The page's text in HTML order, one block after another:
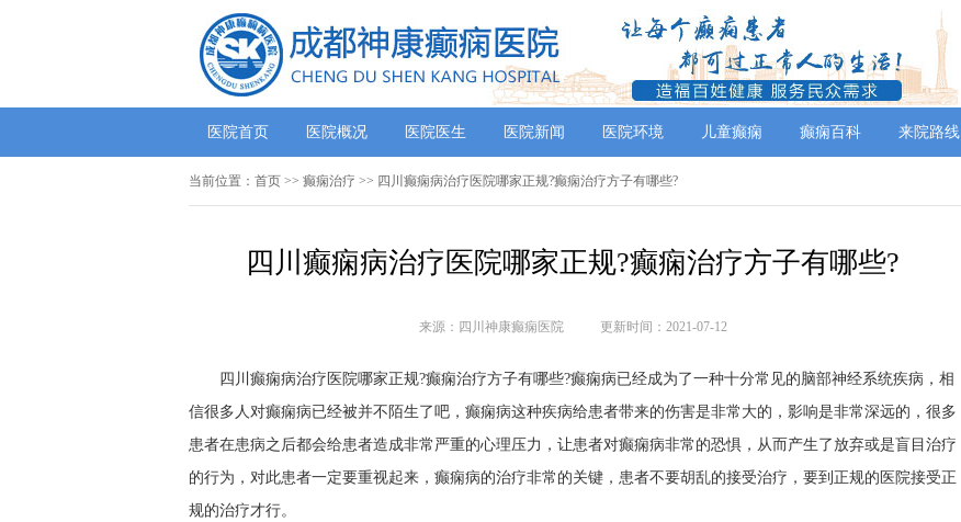
医院首页 医院概况 医院医生 医院新闻 医院环境 儿童癫痫 癫痫百科 来院路线
当前位置： 首页 >> 癫痫治疗 >> ​四川癫痫病治疗医院哪家正规?癫痫治疗方子有哪些?
​四川癫痫病治疗医院哪家正规?癫痫治疗方子有哪些?
来源：四川神康癫痫医院 更新时间：2021-07-12
四川癫痫病治疗医院哪家正规?癫痫治疗方子有哪些?癫痫病已经成为了一种十分常见的脑部神经系统疾病，相
信很多人对癫痫病已经被并不陌生了吧，癫痫病这种疾病给患者带来的伤害是非常大的，影响是非常深远的，很多
患者在患病之后都会给患者造成非常严重的心理压力，让患者对癫痫病非常的恐惧，从而产生了放弃或是盲目治疗
的行为，对此患者一定要重视起来，癫痫病的治疗非常的关键，患者不要胡乱的接受治疗，要到正规的医院接受正
规的治疗才行。